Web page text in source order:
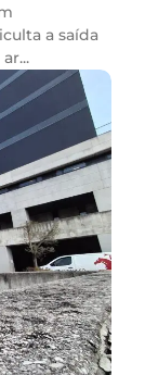
a saída